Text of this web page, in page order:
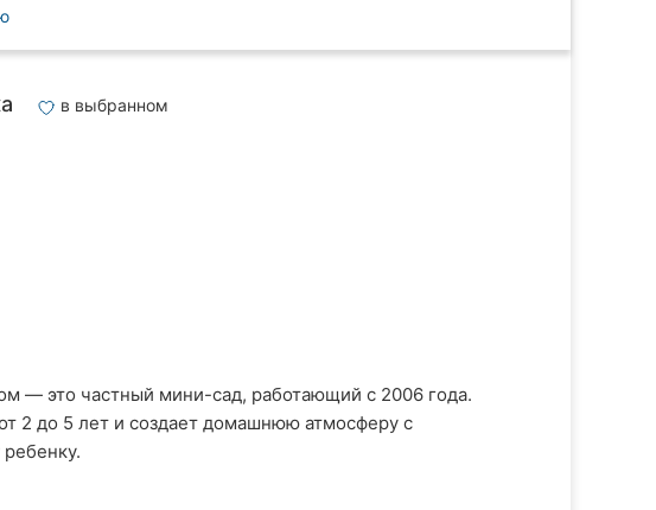
в выбранном
— это частный мини-сад, работающий с 2006 года.
2 до 5 лет и создает домашнюю атмосферу с